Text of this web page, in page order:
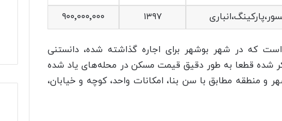
۱۳۹۷ ۹۰۰٬۰۰۰٬۰۰۰
که در شهر بوشهر برای اجاره گذاشته شده، دانستنی
شده قطعا به طور دقیق قیمت مسکن در محله‌های یاد شده
و منطقه مطابق با سن بنا، امکانات واحد، کوچه و خیابان،